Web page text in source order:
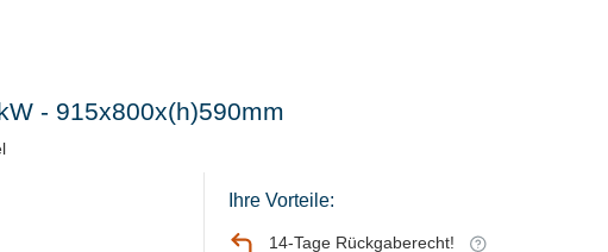
- 915x800x(h)590mm
Ihre Vorteile:
14-Tage Rückgaberecht!